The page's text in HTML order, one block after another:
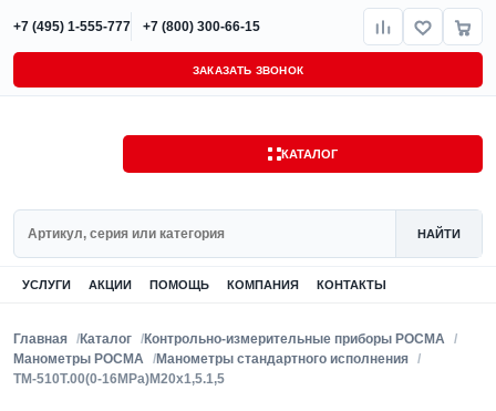
+7 (495) 1-555-777 +7 (800) 300-66-15
ЗАКАЗАТЬ ЗВОНОК
КАТАЛОГ
НАЙТИ
УСЛУГИ АКЦИИ ПОМОЩЬ КОМПАНИЯ КОНТАКТЫ
Главная Каталог
Контрольно-измерительные приборы РОСМА
Манометры РОСМА
Манометры стандартного исполнения
ТМ-510Т.00(0-16MPa)M20x1,5.1,5